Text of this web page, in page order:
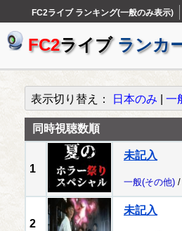
FC2ライブ ランキング(一般のみ表示)
FC2ライブ ランカ
表示切り替え： 日本のみ 一
同時視聴数順
1
未記入
一般(その他) /
2
未記入